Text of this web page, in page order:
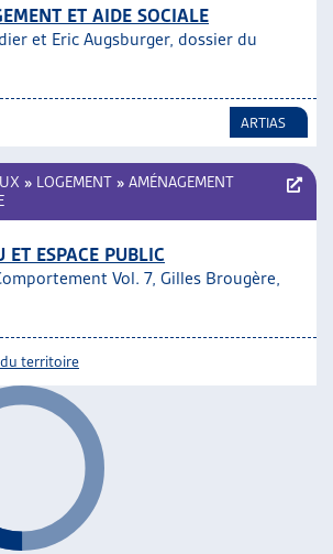
ET AIDE SOCIALE
et Eric Augsburger, dossier du
ARTIAS
» LOGEMENT » AMÉNAGEMENT
ET ESPACE PUBLIC
Vol. 7, Gilles Brougère,
territoire